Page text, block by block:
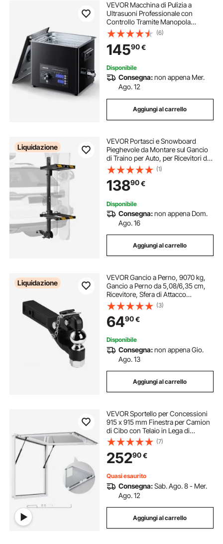
VEVOR Macchina di Pulizia a
Ultrasuoni Professionale con
Controllo Tramite Manopola
Rotante, Capacita di 10 L con
Cestello e Sfera di Pulizia, Pulitore a
Ultrasuoni per Orologi, Rasoi,
Gioielli
(6)
14590€
Disponibile
Consegna:non appena Mer.
Ago. 12
Aggiungi al carrello
Liquidazione
VEVOR Portasci e Snowboard
Pieghevole da Montare sul Gancio
di Traino per Auto, per Ricevitori da
5,08 cm 6 Paia di Sci o 4
Snowboard, Serratura a Chiave,
Cinghia di Sicurezza, Accesso
Inclinabile
(1)
13890€
Disponibile
Consegna:non appena Dom.
Ago. 16
Aggiungi al carrello
Liquidazione
VEVOR Gancio a Perno, 9070 kg,
Gancio a Perno da 5,08/6,35 cm,
Ricevitore, Sfera di Attacco
Combinata 5,87 cm, Adatta per
Anello Lunetta, Lunghezza 39,6 cm,
Rivestimento a Polvere, Nera
(3)
6490€
Disponibile
Consegna:non appena Gio.
Ago. 13
Aggiungi al carrello
VEVOR Sportello per Concessioni
915 x 915 mm Finestra per Camion
di Cibo con Telaio in Lega di
Alluminio, Apertura Fino a 85 Gradi
con Porta a Tenda e Gancio di
Traino, Resistente all'Acqua Piovana
(7)
25290€
Quasi esaurito
Consegna:Sab. Ago. 8 - Mer.
Ago. 12
Aggiungi al carrello